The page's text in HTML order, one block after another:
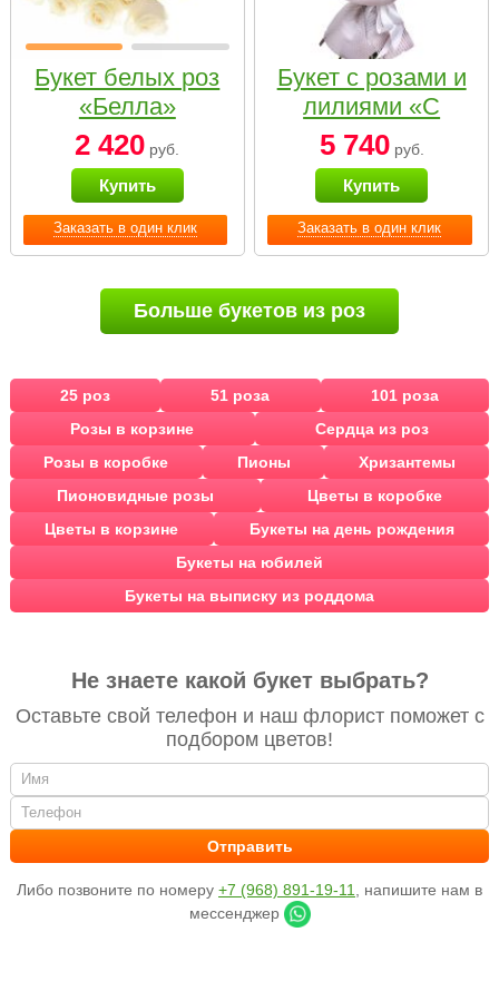
Заказать в один клик
Букет белых роз
«Белла»
2 420 руб.
Купить
Заказать в один клик
Букет с розами и
лилиями «С
наилучшими
пожеланиями»
5 740руб.
Купить
Больше букетов из роз
25 роз 51 роза
101 роза
Розы в корзине
Сердца из роз
Розы в коробке
Пионы
Хризантемы
Пионовидные розы
Цветы в коробке
Цветы в корзине
Букеты на день рождения
Букеты на юбилей
Букеты на выписку из роддома
Не знаете какой букет выбрать?
Оставьте свой телефон и наш флорист поможет с
подбором цветов!
Либо позвоните по номеру +7 (968) 891-19-11
, напишите нам в
мессенджер